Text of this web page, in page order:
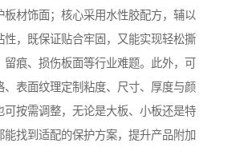
板材饰面；核心采用水性胶配方，辅以
性，既保证贴合牢固，又能实现轻松撕
留痕、损伤板面等行业难题。此外，可
、表面纹理定制粘度、尺寸、厚度与颜
可按需调整，无论是大板、小板还是特
能找到适配的保护方案，提升产品附加